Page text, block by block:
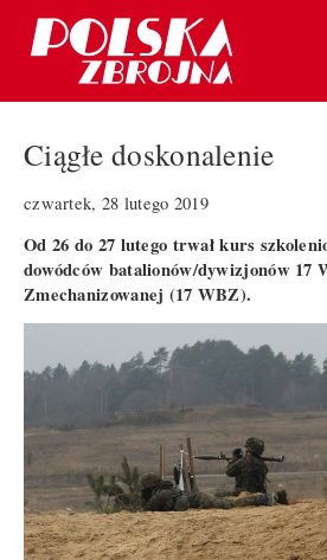
Ciągłe doskonalenie
czwartek, 28 lutego 2019
Od 26 do 27 lutego trwał kurs
dowódców batalionów/dywizjonów 17
Zmechanizowanej (17 WBZ).